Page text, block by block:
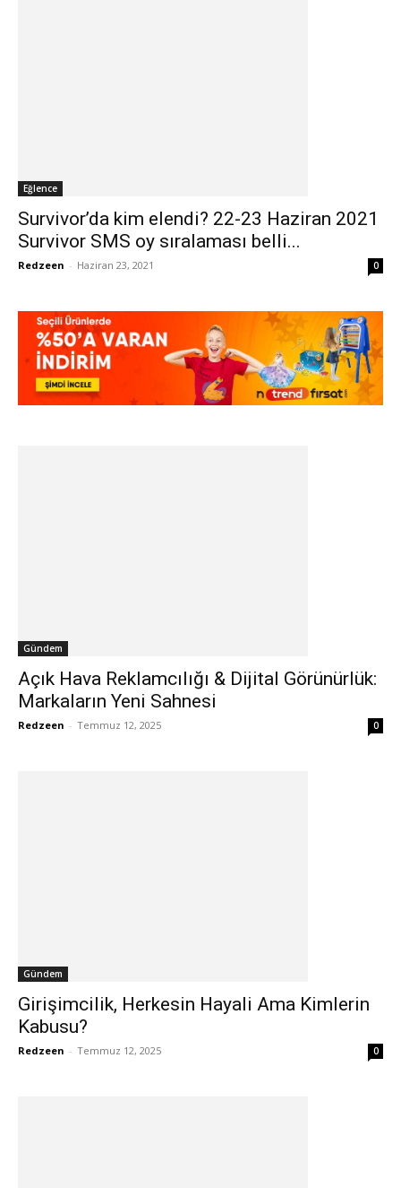
Eğlence
Survivor’da kim elendi? 22-23 Haziran 2021
Survivor SMS oy sıralaması belli...
Redzeen - Haziran 23, 2021 0
Gündem
Açık Hava Reklamcılığı & Dijital Görünürlük:
Markaların Yeni Sahnesi
Redzeen - Temmuz 12, 2025 0
Gündem
Girişimcilik, Herkesin Hayali Ama Kimlerin
Kabusu?
Redzeen - Temmuz 12, 2025 0